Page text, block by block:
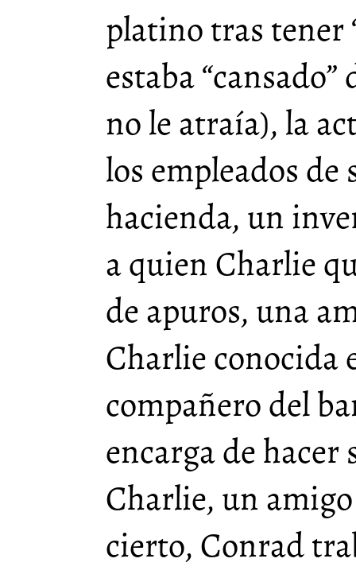
platino tras tener
estaba
no le atraía), la
los empleados de
hacienda, un
a quien Charlie
de apuros, una
Charlie conocida
compañero del
encarga de hacer
Charlie, un
cierto, Conrad